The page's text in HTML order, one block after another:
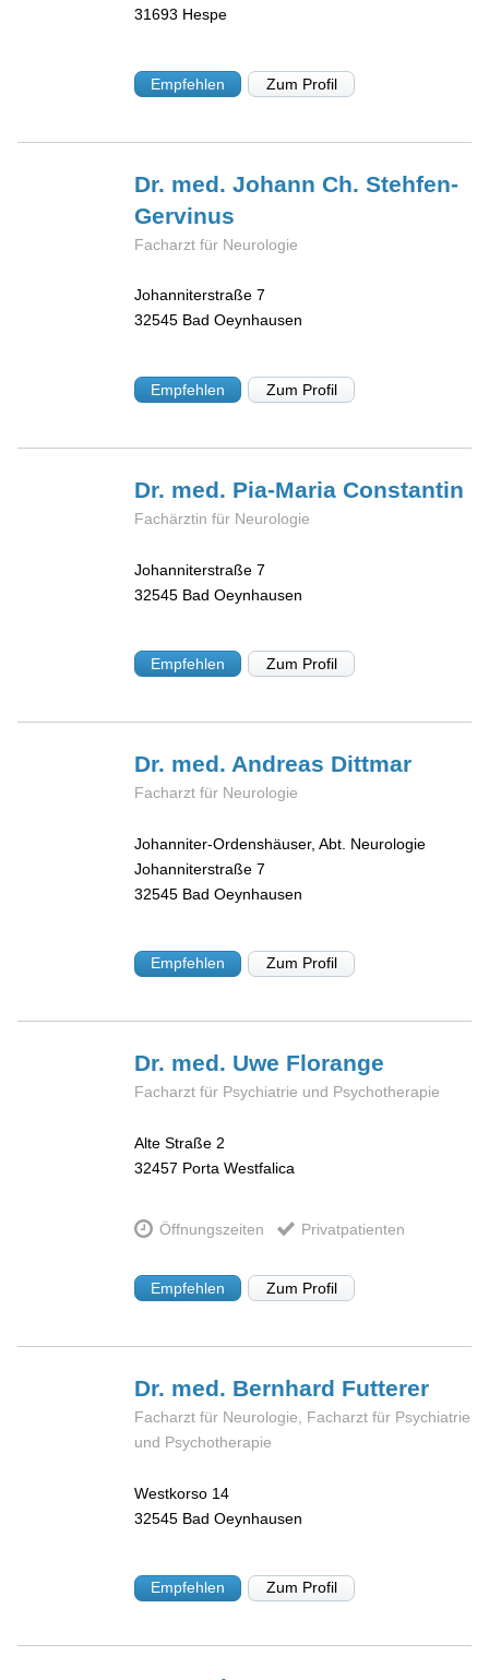
31693 Hespe
Empfehlen Zum Profil
Dr. med. JohannCh. Stehfen-
Gervinus
Facharzt für Neurologie
Johanniterstraße 7
32545 Bad Oeynhausen
Empfehlen Zum Profil
Dr. med. Pia-MariaConstantin
Fachärztin für Neurologie
Johanniterstraße 7
32545 Bad Oeynhausen
Empfehlen Zum Profil
Dr. med. Andreas Dittmar
Facharzt für Neurologie
Johanniter-Ordenshäuser, Abt. Neurologie
Johanniterstraße 7
32545 Bad Oeynhausen
Empfehlen Zum Profil
Dr. med. Uwe Florange
Facharzt für Psychiatrie und Psychotherapie
Alte Straße 2
32457 Porta Westfalica
Öffnungszeiten Privatpatienten
Empfehlen Zum Profil
Dr. med. Bernhard Futterer
Facharzt für Neurologie, Facharzt für Psychiatrie
und Psychotherapie
Westkorso 14
32545 Bad Oeynhausen
Empfehlen Zum Profil